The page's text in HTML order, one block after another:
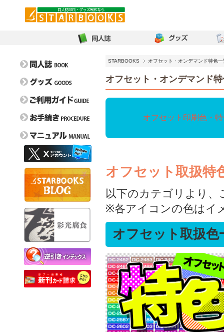
オンデマンド比較表
取扱用紙一覧
特色一覧
取り扱い箔一覧
イベントガイド
フェア情報
よくある質問
毎割60
ぼうけんのしょ
新刊カード請求/交換
データチェック編
逆引きインデックス
本づくりのいろは
STARBOOKS オフセット・オンデマンド特色一
オフセット・オンデマンド
オフセット印刷色・
オフセット取扱特
以下のカテゴリより
※各アイコンの色はイ
オフセット取扱色